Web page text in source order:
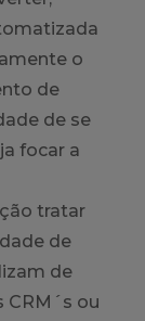
o
de
de se
focar a
tratar
de
de
CRM´s ou